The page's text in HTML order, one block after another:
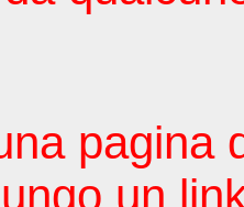
pagina
un